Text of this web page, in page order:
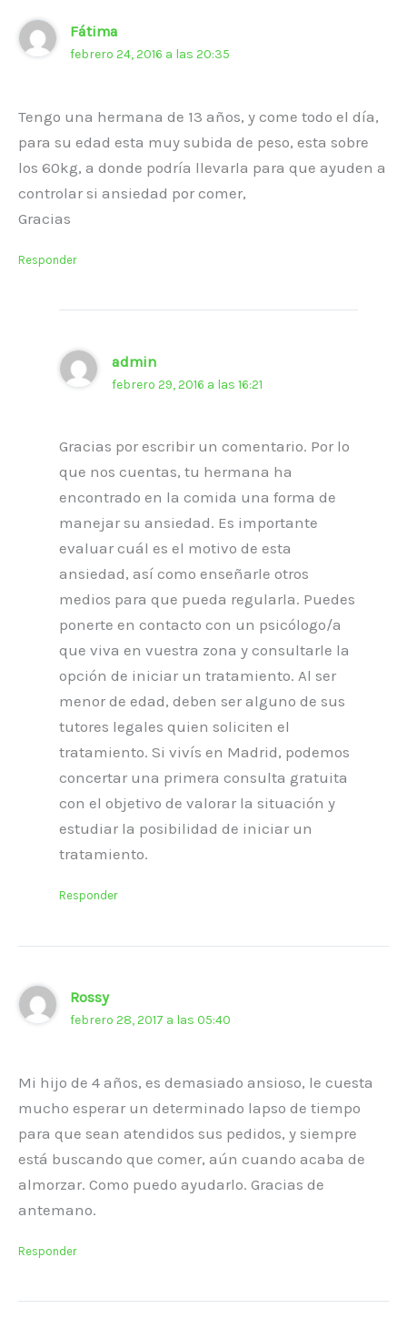
Fátima
febrero 24, 2016 a las 20:35
Tengo una hermana de 13 años, y come todo el día,
para su edad esta muy subida de peso, esta sobre
los 60kg, a donde podría llevarla para que ayuden a
controlar si ansiedad por comer,
Gracias
Responder
admin
febrero 29, 2016 a las 16:21
Gracias por escribir un comentario. Por lo
que nos cuentas, tu hermana ha
encontrado en la comida una forma de
manejar su ansiedad. Es importante
evaluar cuál es el motivo de esta
ansiedad, así como enseñarle otros
medios para que pueda regularla. Puedes
ponerte en contacto con un psicólogo/a
que viva en vuestra zona y consultarle la
opción de iniciar un tratamiento. Al ser
menor de edad, deben ser alguno de sus
tutores legales quien soliciten el
tratamiento. Si vivís en Madrid, podemos
concertar una primera consulta gratuita
con el objetivo de valorar la situación y
estudiar la posibilidad de iniciar un
tratamiento.
Responder
Rossy
febrero 28, 2017 a las 05:40
Mi hijo de 4 años, es demasiado ansioso, le cuesta
mucho esperar un determinado lapso de tiempo
para que sean atendidos sus pedidos, y siempre
está buscando que comer, aún cuando acaba de
almorzar. Como puedo ayudarlo. Gracias de
antemano.
Responder